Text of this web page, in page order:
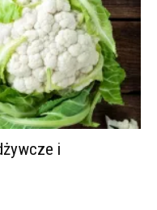
i